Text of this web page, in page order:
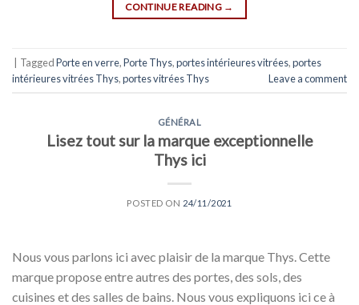
CONTINUE READING →
TaggedPorte en verre,Porte Thys,portes intérieures vitrées,portes
intérieures vitrées Thys,portes vitrées Thys Leave a comment
GÉNÉRAL
Lisez tout sur la marque exceptionnelle
Thys ici
POSTED ON 24/11/2021
Nous vous parlons ici avec plaisir de la marque Thys. Cette
marque propose entre autres des portes, des sols, des
cuisines et des salles de bains. Nous vous expliquons ici ce à